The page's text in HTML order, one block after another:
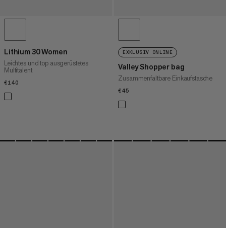
Lithium 30 Women
Leichtes und top ausgerüstetes
Multitalent
€140
EXKLUSIV ONLINE
Valley Shopper bag
Zusammenfaltbare Einkaufstasche
€45